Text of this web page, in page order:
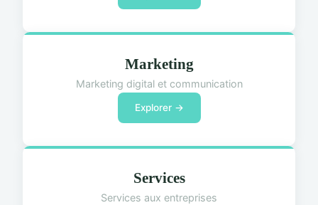
Marketing
Marketing digital et communication
Explorer →
Services
Services aux entreprises